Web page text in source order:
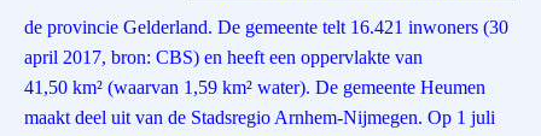
de provincie Gelderland. De gemeente telt 16.421 inwoners (30
april 2017, bron: CBS) en heeft een oppervlakte van
41,50 km² (waarvan 1,59 km² water). De gemeente Heumen
maakt deel uit van de Stadsregio Arnhem-Nijmegen. Op 1 juli